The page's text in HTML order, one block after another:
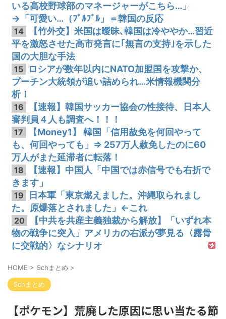
いる高校野球部のマネージャーがこちら…」
→「可愛い…（ﾌﾞﾙﾌﾞﾙ」＝韓国の反応
14
【竹外交】米国は曖昧､韓国は冷ややか…習近
平を激怒させた高市発言に｢無言の支持｣を示した
国の大胆な手法
15
ロシアが数年以内にNATO加盟国を攻撃か、
プーチン大統領が追い詰められ…米情報機関分
析！
16
【速報】韓国サッカー協会の性接待、日本人
審判員４人も調査へ！！！
17
【Money1】 韓国「信用赦免を何回やって
も、何回やっても」⇒ 257万人赦免したのに60
万人がまた延滞者に転落！
18
【速報】中国人「中国では赤信号でも右折で
きます」
19
日本軍「東京燃えました。沖縄取られまし
た。原爆落とされました」←これ
20
【中共を共産主義独裁から解放】「いずれ本
物の戦争に突入」アメリカの右派が夢見る〈露骨
に交戦的〉なシナリオ
HOME > 5chまとめ >
5chまとめ
【ポケモン】荒廃した原因に思い当たる節